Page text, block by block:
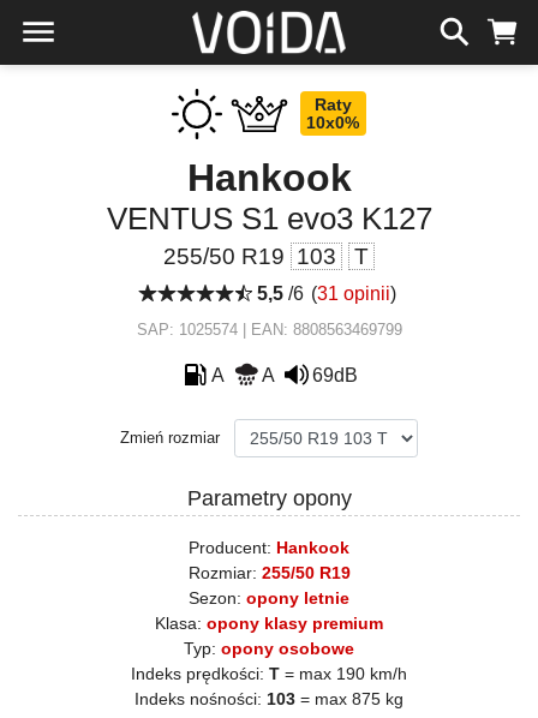
Raty
10x0%
Hankook
VENTUS S1 evo3 K127
255/50 R19 103 T
5,5/6 (31 opinii)
SAP: 1025574 | EAN: 8808563469799
A A 69dB
Zmień rozmiar
Parametry opony
Producent: Hankook
Rozmiar: 255/50 R19
Sezon: opony letnie
Klasa: opony klasy premium
Typ: opony osobowe
Indeks prędkości: T = max 190 km/h
Indeks nośności: 103 = max 875 kg